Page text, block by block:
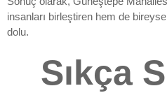
insanları birleştiren hem de
dolu.
Sıkça